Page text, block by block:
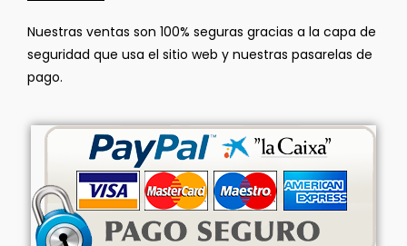
Nuestras ventas son 100% seguras gracias a la capa de
seguridad que usa el sitio web y nuestras pasarelas de
pago.